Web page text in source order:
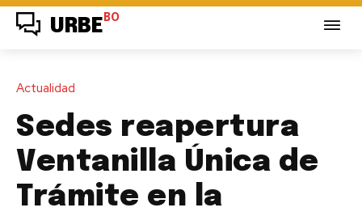
URBE BO
Actualidad
Sedes reapertura
Ventanilla Única de
Trámite en la